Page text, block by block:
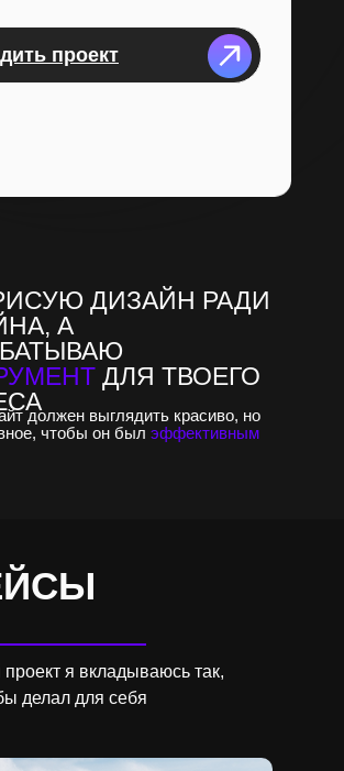
проект
ДИЗАЙН РАДИ
А
ДЛЯ ТВОЕГО
должен выглядить красиво, но
чтобы он был эффективным
я вкладываюсь так,
делал для себя